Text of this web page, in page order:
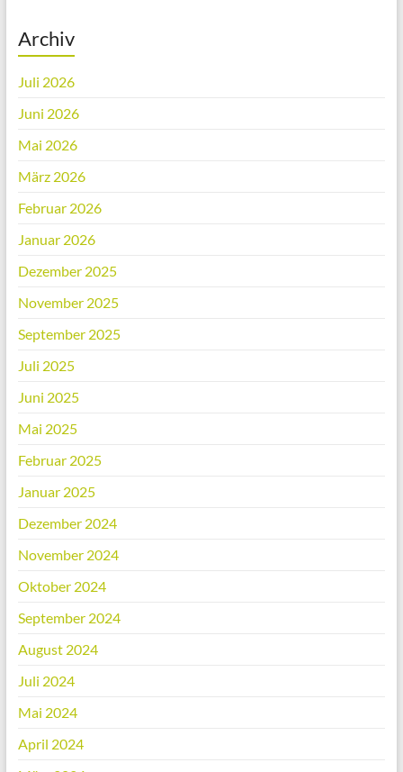
Archiv
Juli 2026
Juni 2026
Mai 2026
März 2026
Februar 2026
Januar 2026
Dezember 2025
November 2025
September 2025
Juli 2025
Juni 2025
Mai 2025
Februar 2025
Januar 2025
Dezember 2024
November 2024
Oktober 2024
September 2024
August 2024
Juli 2024
Mai 2024
April 2024